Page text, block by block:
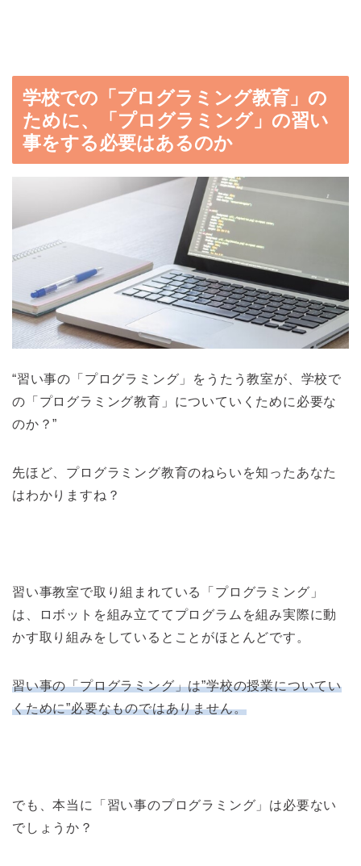
学校での「プログラミング教育」の
ために、「プログラミング」の習い
事をする必要はあるのか
“習い事の「プログラミング」をうたう教室が、学校で
の「プログラミング教育」についていくために必要な
のか？”
先ほど、プログラミング教育のねらいを知ったあなた
はわかりますね？
習い事教室で取り組まれている「プログラミング」
は、ロボットを組み立ててプログラムを組み実際に動
かす取り組みをしているとことがほとんどです。
習い事の「プログラミング」は”学校の授業についてい
くために”必要なものではありません。
でも、本当に「習い事のプログラミング」は必要ない
でしょうか？